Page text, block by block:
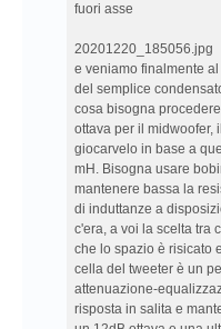
fuori asse
20201220_185056.jpg
e veniamo finalmente
del semplice
cosa bisogna
ottava per il midwoofer,
giocarvelo in base a
mH. Bisogna usare
mantenere bassa la
di induttanze a
c'era, a voi la scelta tra
che lo spazio è risicato
cella del tweeter è un
attenuazione-
risposta in salita e